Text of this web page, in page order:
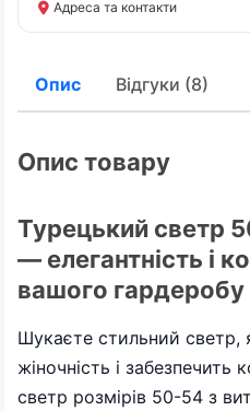
Адреса та контакти
Опис Відгуки (8)
Опис товару
Турецький светр
— елегантність і
вашого гардеробу
Шукаєте стильний светр,
жіночність і
светр розмірів 50-54 з